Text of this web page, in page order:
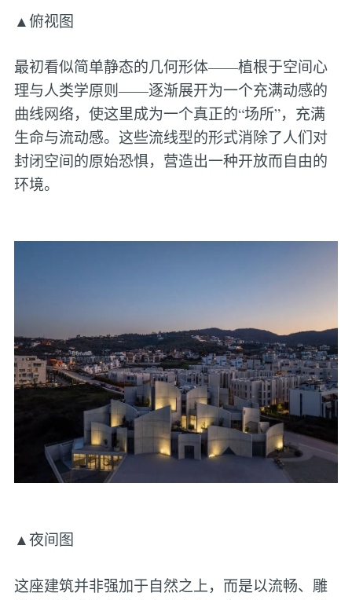
▲俯视图
最初看似简单静态的几何形体——植根于空间心
理与人类学原则——逐渐展开为一个充满动感的
曲线网络，使这里成为一个真正的“场所”，充满
生命与流动感。这些流线型的形式消除了人们对
封闭空间的原始恐惧，营造出一种开放而自由的
环境。
▲夜间图
这座建筑并非强加于自然之上，而是以流畅、雕